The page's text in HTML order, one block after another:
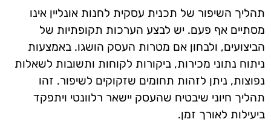
תהליך השיפור של תכנית עסקית לחנות אונליין אינו
מסתיים אף פעם. יש לבצע הערכות תקופתיות של
הביצועים, ולבחון אם מטרות העסק הושגו. באמצעות
ניתוח נתוני מכירות, ביקורות לקוחות ותשובות לשאלות
נפוצות, ניתן לזהות תחומים שזקוקים לשיפור. זהו
תהליך חיוני שיבטיח שהעסק יישאר רלוונטי ויתפקד
ביעילות לאורך זמן.